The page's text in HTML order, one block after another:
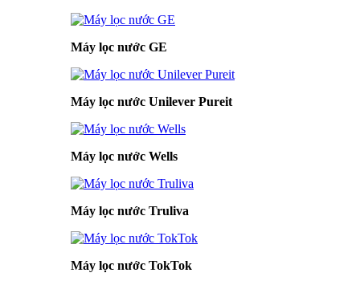
Máy lọc nước GE
Máy lọc nước Unilever Pureit
Máy lọc nước Wells
Máy lọc nước Truliva
Máy lọc nước TokTok